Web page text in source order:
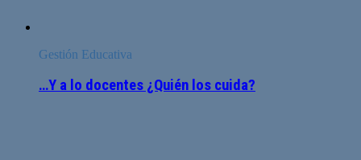
Gestión Educativa
…Y a lo docentes ¿Quién los cuida?